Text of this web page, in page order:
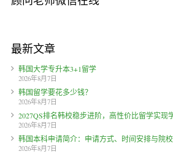
最新文章
韩国大学专升本3+1留学
2026年8月7日
韩国留学要花多少钱？
2026年8月7日
2027QS排名韩校稳步进阶，高性价比留学实现
2026年8月7日
韩国本科申请简介：申请方式、时间安排与院
2026年8月7日